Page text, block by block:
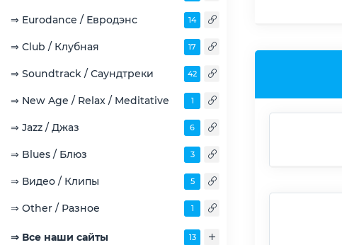
⇒ Eurodance / Евродэнс 14
⇒ Club / Клубная 17
⇒ Soundtrack / Саундтреки 42
⇒ New Age / Relax / Meditative 1
⇒ Jazz / Джаз 6
⇒ Blues / Блюз 3
⇒ Видео / Клипы 5
⇒ Other / Разное 1
⇒ Все наши сайты 13